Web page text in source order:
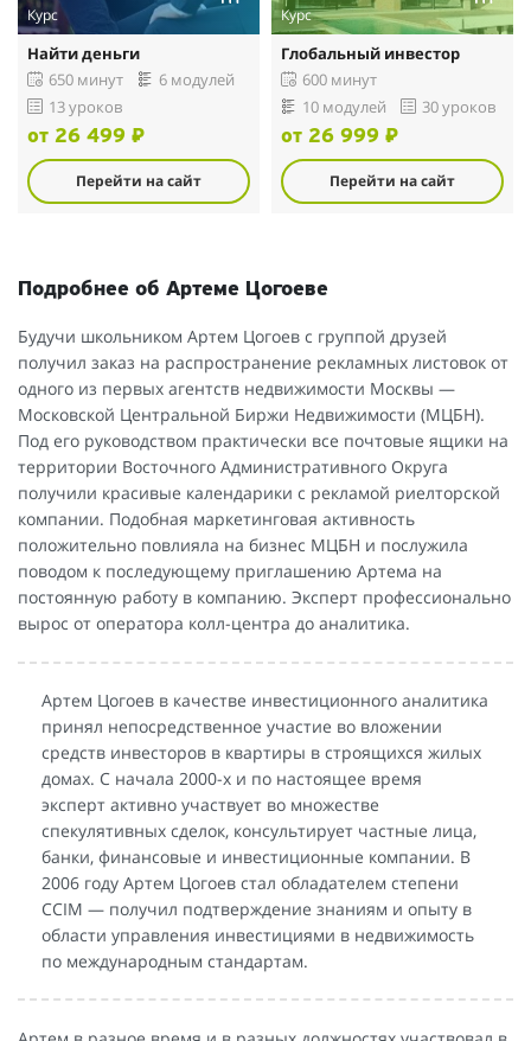
Курс
Найти деньги
650 минут
6 модулей
13 уроков
от 26 499 ₽
Перейти на сайт
Курс
Глобальный инвестор
600 минут
10 модулей
30 уроков
от 26 999 ₽
Перейти на сайт
Подробнее об Артеме Цогоеве
Будучи школьником Артем Цогоев с группой друзей
получил заказ на распространение рекламных листовок от
одного из первых агентств недвижимости Москвы —
Московской Центральной Биржи Недвижимости (МЦБН).
Под его руководством практически все почтовые ящики на
территории Восточного Административного Округа
получили красивые календарики с рекламой риелторской
компании. Подобная маркетинговая активность
положительно повлияла на бизнес МЦБН и послужила
поводом к последующему приглашению Артема на
постоянную работу в компанию. Эксперт профессионально
вырос от оператора колл-центра до аналитика.
Артем Цогоев в качестве инвестиционного аналитика
принял непосредственное участие во вложении
средств инвесторов в квартиры в строящихся жилых
домах. С начала 2000-х и по настоящее время
эксперт активно участвует во множестве
спекулятивных сделок, консультирует частные лица,
банки, финансовые и инвестиционные компании. В
2006 году Артем Цогоев стал обладателем степени
CCIM — получил подтверждение знаниям и опыту в
области управления инвестициями в недвижимость
по международным стандартам.